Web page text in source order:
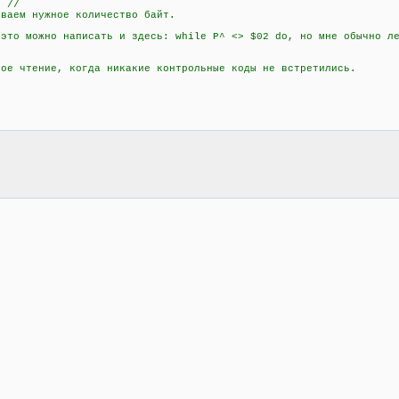
//
нужное количество байт.
написать и здесь: while P^ <> $02 do, но мне обычно
когда никакие контрольные коды не встретились.